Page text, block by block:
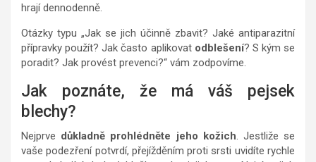
hrají dennodenně.
Otázky typu „Jak se jich účinně zbavit? Jaké antiparazitní
přípravky použít? Jak často aplikovat odblešení? S kým se
poradit? Jak provést prevenci?“ vám zodpovíme.
Jak poznáte, že má váš pejsek
blechy?
Nejprve důkladně prohlédněte jeho kožich. Jestliže se
vaše podezření potvrdí, přejížděním proti srsti uvidíte rychle